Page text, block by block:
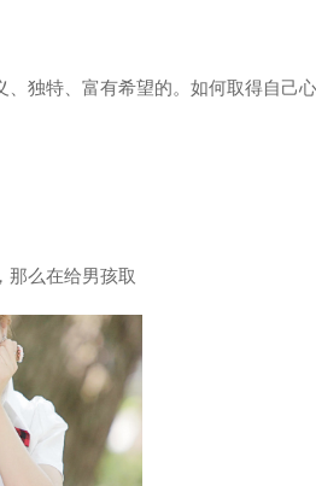
独特、富有希望的。如何取得自己心
那么在给男孩取